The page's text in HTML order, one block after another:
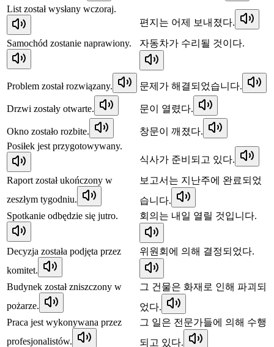
List został wysłany wczoraj.
편지는 어제 보내졌다.
Samochód zostanie naprawiony.
자동차가 수리될 것이다.
Problem został rozwiązany. 문제가 해결되었습니다.
Drzwi zostały otwarte. 문이 열렸다.
Okno zostało rozbite.
창문이 깨졌다.
Posiłek jest przygotowywany.
식사가 준비되고 있다.
Raport został ukończony w
zeszłym tygodniu.
보고서는 지난주에 완료되었
습니다.
Spotkanie odbędzie się jutro.
회의는 내일 열릴 것입니다.
Decyzja została podjęta przez
komitet.
위원회에 의해 결정되었다.
Budynek został zniszczony w
pożarze.
그 건물은 화재로 인해 파괴되
었다.
Praca jest wykonywana przez
profesjonalistów.
그 일은 전문가들에 의해 수행
되고 있다.